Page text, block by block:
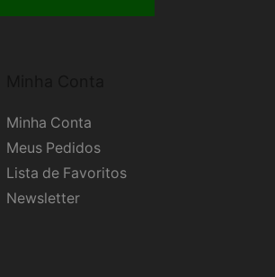
Minha Conta
Meus Pedidos
Lista de Favoritos
Newsletter